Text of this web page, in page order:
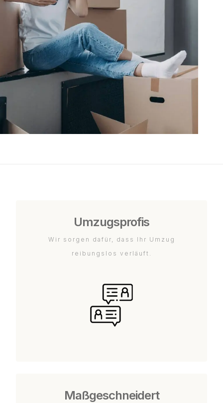
Umzugsprofis
Wir sorgen dafür, dass Ihr Umzug
reibungslos verläuft.
Maßgeschneidert